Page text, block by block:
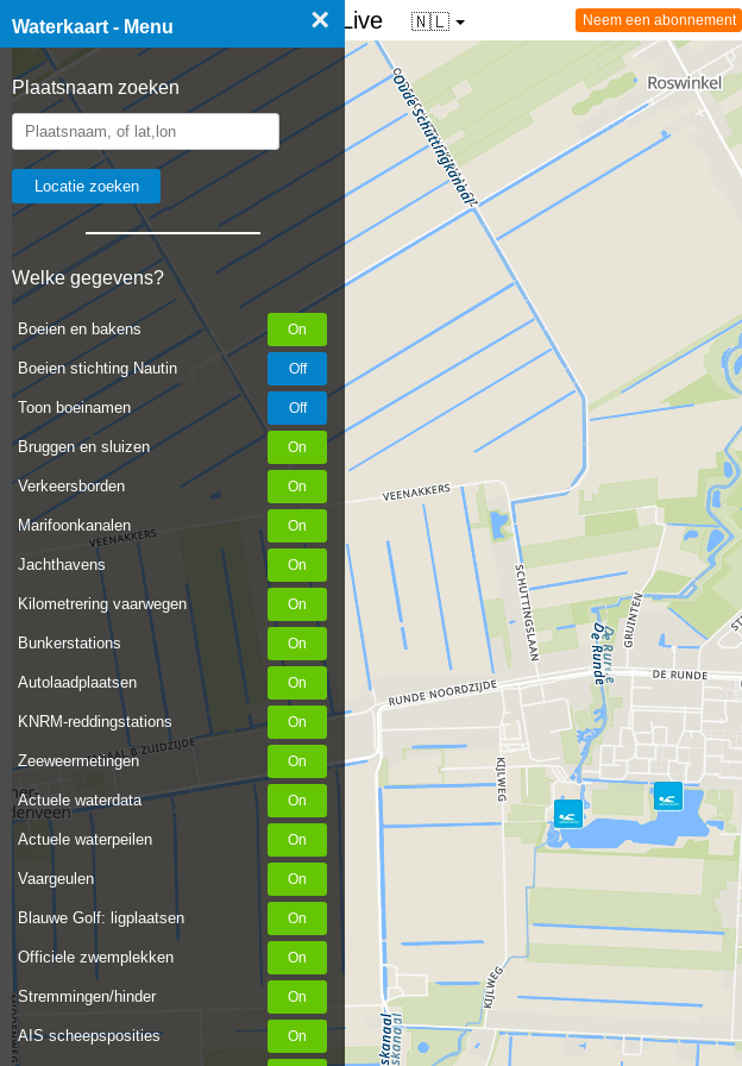
Waterkaart - Menu ×
Plaatsnaam zoeken
Welke gegevens?
Boeien en bakens
Boeien stichting Nautin
Toon boeinamen
Bruggen en sluizen
Verkeersborden
Marifoonkanalen
Jachthavens
Kilometrering vaarwegen
Bunkerstations
Autolaadplaatsen
KNRM-reddingstations
Zeeweermetingen
Actuele waterdata
Actuele waterpeilen
Vaargeulen
Blauwe Golf: ligplaatsen
Officiele zwemplekken
Stremmingen/hinder
AIS scheepsposities
☰ Waterkaart van Nederland - Live 🇳🇱